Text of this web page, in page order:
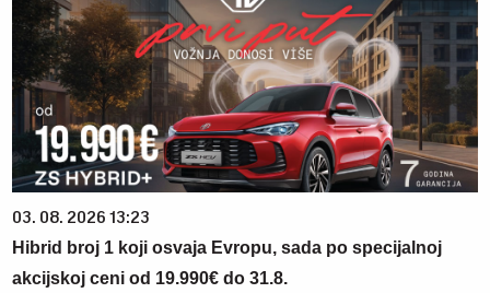
03. 08. 2026 13:23
Hibrid broj 1 koji osvaja Evropu, sada po specijalnoj
akcijskoj ceni od 19.990€ do 31.8.